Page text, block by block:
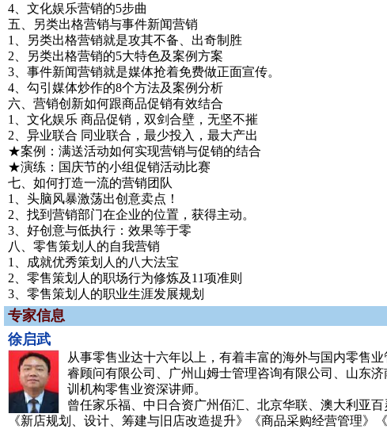
4、文化娱乐营销的5步曲
五、另类出格营销与事件新闻营销
1、另类出格营销就是攻其不备、出奇制胜
2、另类出格营销的5大特色及案例方案
3、事件新闻营销就是媒体抢着免费做正面宣传。
4、勾引媒体炒作的8个方法及案例分析
六、营销创新如何跟商品促销有效结合
1、文化娱乐 商品促销，双剑合壁，无坚不摧
2、异业联合 同业联合，最少投入，最大产出
★案例：满送活动如何实现营销与促销的结合
★演练：国庆节的小组促销活动比赛
七、如何打造一流的营销团队
1、头脑风暴激荡出创意卖点！
2、找到营销部门在企业的位置，获得主动。
3、好创意与低执行：效果等于零
八、零售策划人的自我营销
1、成就优秀策划人的八大法宝
2、零售策划人的职场行为修炼及11项准则
3、零售策划人的职业生涯发展规划
专家信息
徐启武
从事零售业达十六年以上，有着丰富的海外与国内零售
睿顾问有限公司、广州山姆士管理咨询有限公司、山东
训机构零售业资深讲师。
曾任家乐福、中日合资广州佰汇、北京华联、澳大利亚
《新店规划、设计、筹建与旧店改造提升》《商品采购经营管理